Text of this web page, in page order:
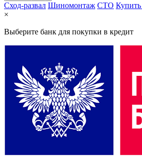
Сход-развал Шиномонтаж CTO
×
Выберите банк для покупки в кредит